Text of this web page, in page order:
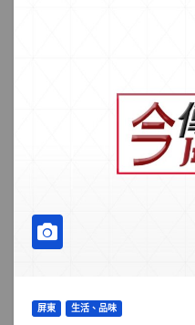
屏東 生活、品味